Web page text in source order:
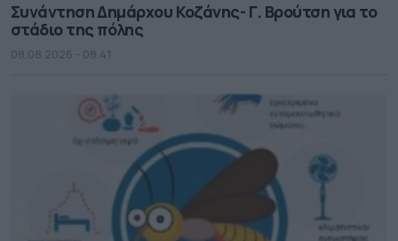
Συνάντηση Δημάρχου Κοζάνης- Γ. Βρούτση για το
στάδιο της πόλης
08.08.2026 - 08.41